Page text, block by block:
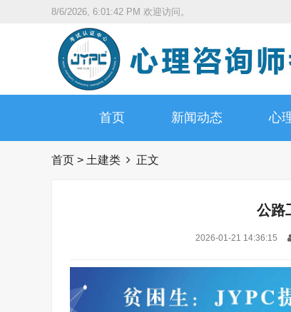
8/6/2026, 6:01:43 PM 欢迎访问。
首页 新闻动态 心
首页 > 土建类 正文
公路
2026-01-21 14:36:15